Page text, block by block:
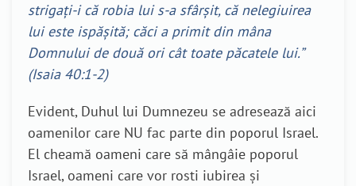
strigați-i că robia lui s-a sfârșit, că nelegiuirea
lui este ispășită; căci a primit din mâna
Domnului de două ori cât toate păcatele lui.”
(Isaia 40:1-2)
Evident, Duhul lui Dumnezeu se adresează aici
oamenilor care NU fac parte din poporul Israel.
El cheamă oameni care să mângâie poporul
Israel, oameni care vor rosti iubirea și